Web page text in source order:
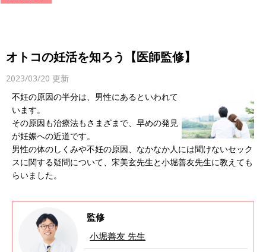
オトコの妊活を知ろう【医師監修】
2023/03/20 更新
不妊の原因の半分は、男性にあるといわれて
います。
その原因も治療法もさまざまで、早めの発見
が妊娠への近道です。
男性の体のしくみや不妊の原因、なかなか人には聞けないセック
スに関する疑問について、宋美玄先生と小堀善友先生に教えても
らいました。
監修
小堀善友 先生